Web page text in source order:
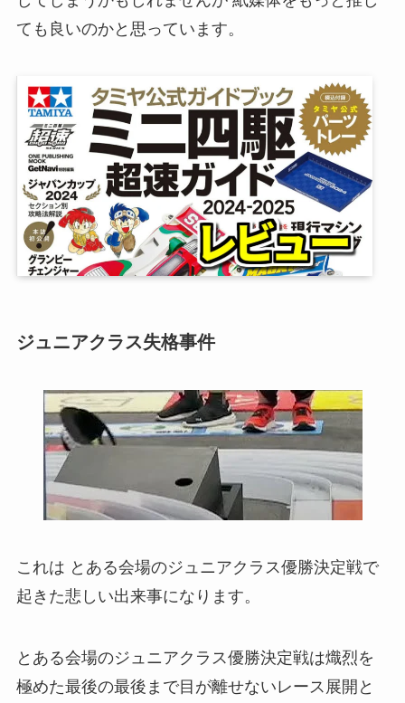
ても良いのかと思っています。
ジュニアクラス失格事件
これは とある会場のジュニアクラス優勝決定戦で
起きた悲しい出来事になります。
とある会場のジュニアクラス優勝決定戦は熾烈を
極めた最後の最後まで目が離せないレース展開と